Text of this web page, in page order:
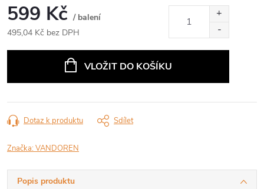
599 Kč / balení
495,04 Kč bez DPH
VLOŽIT DO KOŠÍKU
Dotaz k produktu Sdílet
Značka:VANDOREN
Popis produktu